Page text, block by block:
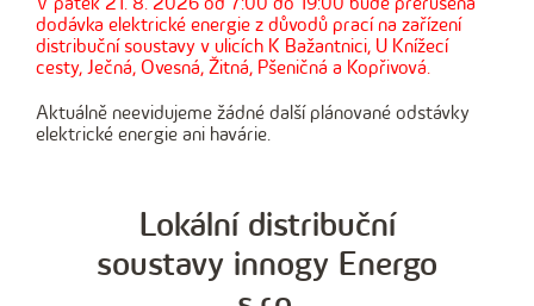
dodávka elektrické energie z důvodů prací na zařízení
distribuční soustavy v ulicích K Bažantnici, U Knížecí
cesty, Ječná, Ovesná, Žitná, Pšeničná a Kopřivová.
Aktuálně neevidujeme žádné další plánované odstávky
elektrické energie ani havárie.
Lokální distribuční
soustavy innogy Energo